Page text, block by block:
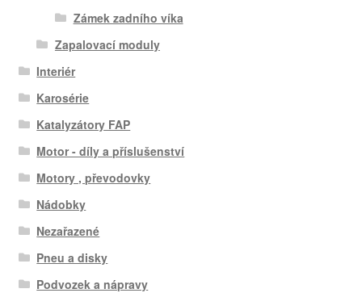
Zámek zadního víka
Zapalovací moduly
Interiér
Karosérie
Katalyzátory FAP
Motor - díly a příslušenství
Motory , převodovky
Nádobky
Nezařazené
Pneu a disky
Podvozek a nápravy